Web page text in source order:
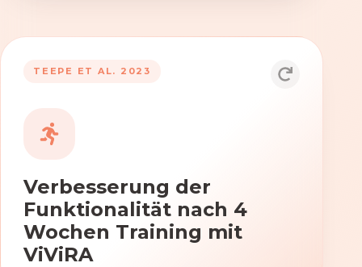
TEEPE ET AL. 2023
Verbesserung der
Funktionalität nach 4
Wochen Training mit
ViViRA
Durch die Anwendung von ViViRA
Beweglichkeit und Koordination nach